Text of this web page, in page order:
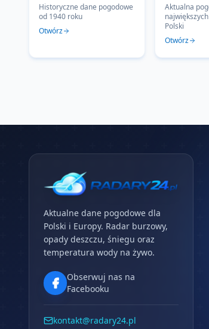
Historyczne dane pogodowe
od 1940 roku
Otwórz
Aktualna
Polski
Otwórz
Aktualne dane pogodowe dla
Polski i Europy. Radar burzowy,
opady deszczu, śniegu oraz
temperatura wody na żywo.
Obserwuj nas na
Facebooku
kontakt@radary24.pl